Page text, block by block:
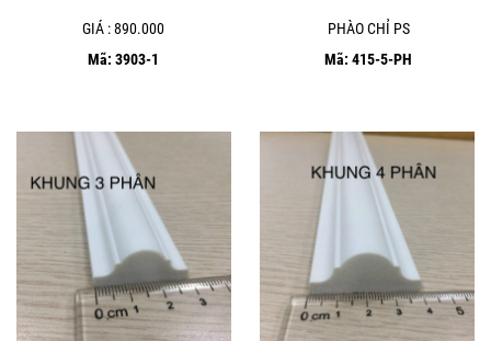
GIÁ : 890.000
Mã: 3903-1
PHÀO CHỈ PS
Mã: 415-5-PH